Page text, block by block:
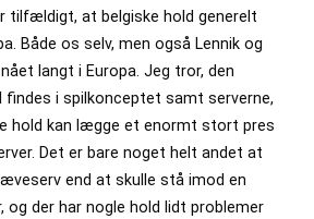
tilfældigt, at belgiske hold generelt
Både os selv, men også Lennik og
langt i Europa. Jeg tror, den
i spilkonceptet samt serverne,
hold kan lægge et enormt stort pres
Det er bare noget helt andet at
end at skulle stå imod en
og der har nogle hold lidt problemer